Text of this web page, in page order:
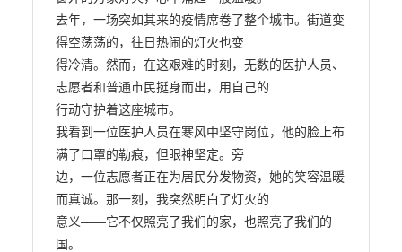
去年，一场突如其来的疫情席卷了整个城市。街道变
得空荡荡的，往日热闹的灯火也变
得冷清。然而，在这艰难的时刻，无数的医护人员、
志愿者和普通市民挺身而出，用自己的
行动守护着这座城市。
我看到一位医护人员在寒风中坚守岗位，他的脸上布
满了口罩的勒痕，但眼神坚定。旁
边，一位志愿者正在为居民分发物资，她的笑容温暖
而真诚。那一刻，我突然明白了灯火的
意义——它不仅照亮了我们的家，也照亮了我们的
国。